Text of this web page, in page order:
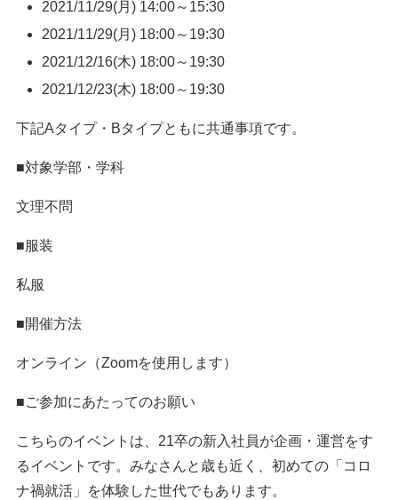
2021/11/29(月) 14:00～15:30
2021/11/29(月) 18:00～19:30
2021/12/16(木) 18:00～19:30
2021/12/23(木) 18:00～19:30
下記Aタイプ・Bタイプともに共通事項です。
■対象学部・学科
文理不問
■服装
私服
■開催方法
オンライン（Zoomを使用します）
■ご参加にあたってのお願い
こちらのイベントは、21卒の新入社員が企画・運営をす
るイベントです。みなさんと歳も近く、初めての「コロ
ナ禍就活」を体験した世代でもあります。